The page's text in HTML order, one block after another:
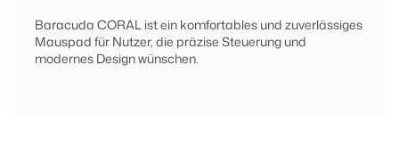
Baracuda CORAL ist ein komfortables und zuverlässiges
Mauspad für Nutzer, die präzise Steuerung und
modernes Design wünschen.